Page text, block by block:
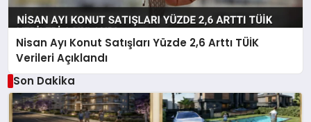
Nisan Ayı Konut Satışları Yüzde 2,6 Arttı TÜİK
Verileri Açıklandı
Son Dakika